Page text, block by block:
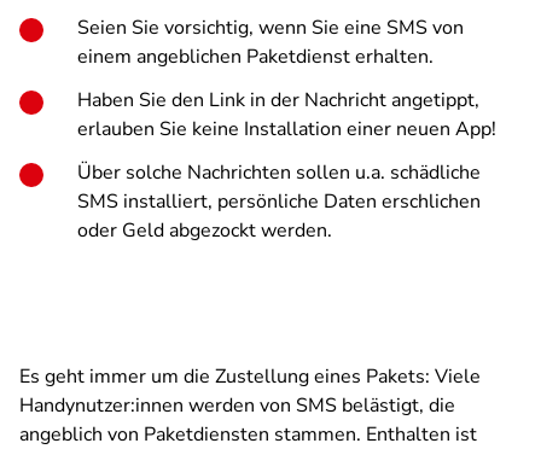
Seien Sie vorsichtig, wenn Sie eine SMS von
einem angeblichen Paketdienst erhalten.
Haben Sie den Link in der Nachricht angetippt,
erlauben Sie keine Installation einer neuen App!
Über solche Nachrichten sollen u.a. schädliche
SMS installiert, persönliche Daten erschlichen
oder Geld abgezockt werden.
Es geht immer um die Zustellung eines Pakets: Viele
Handynutzer:innen werden von SMS belästigt, die
angeblich von Paketdiensten stammen. Enthalten ist